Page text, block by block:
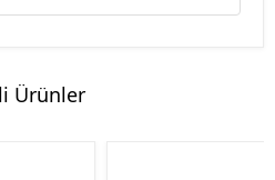
Ürünler